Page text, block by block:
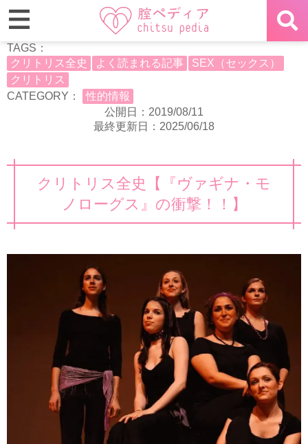
TAGS：
クリトリス全史
よく読まれる記事
SEX（セックス）
クリトリス
CATEGORY：
性的情報
公開日：2019/08/11
最終更新日：2025/06/18
クリトリス全史【『ヴァギナ・モ
ノローグス』の衝撃！！】